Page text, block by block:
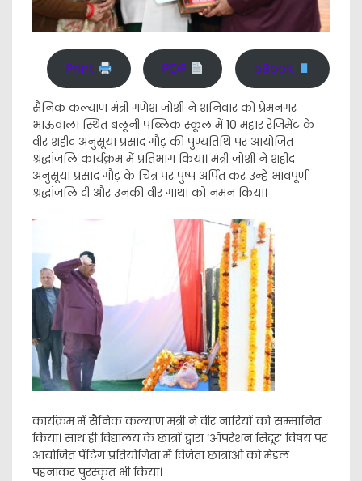
Print PDF eBook
सैनिक कल्याण मंत्री गणेश जोशी ने शनिवार को प्रेमनगर
भाऊवाला स्थित बलूनी पब्लिक स्कूल में 10 महार रेजिमेंट के
वीर शहीद अनुसूया प्रसाद गौड़ की पुण्यतिथि पर आयोजित
श्रद्धांजलि कार्यक्रम में प्रतिभाग किया। मंत्री जोशी ने शहीद
अनुसूया प्रसाद गौड़ के चित्र पर पुष्प अर्पित कर उन्हें भावपूर्ण
श्रद्धांजलि दी और उनकी वीर गाथा को नमन किया।
कार्यक्रम में सैनिक कल्याण मंत्री ने वीर नारियों को सम्मानित
किया। साथ ही विद्यालय के छात्रों द्वारा ‘ऑपरेशन सिंदूर’ विषय पर
आयोजित पेंटिंग प्रतियोगिता में विजेता छात्राओं को मेडल
पहनाकर पुरस्कृत भी किया।